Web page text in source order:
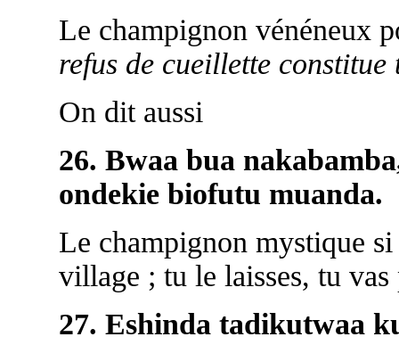
Le champignon vénéneux
refus de cueillette
On dit aussi
26. Bwaa bua
ondekie biofutu muanda.
Le champignon mystique
village ; tu le laisses, tu vas
27. Eshinda tadikutwaa